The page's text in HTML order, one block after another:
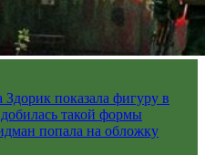
показала фигуру в
такой формы
попала на обложку